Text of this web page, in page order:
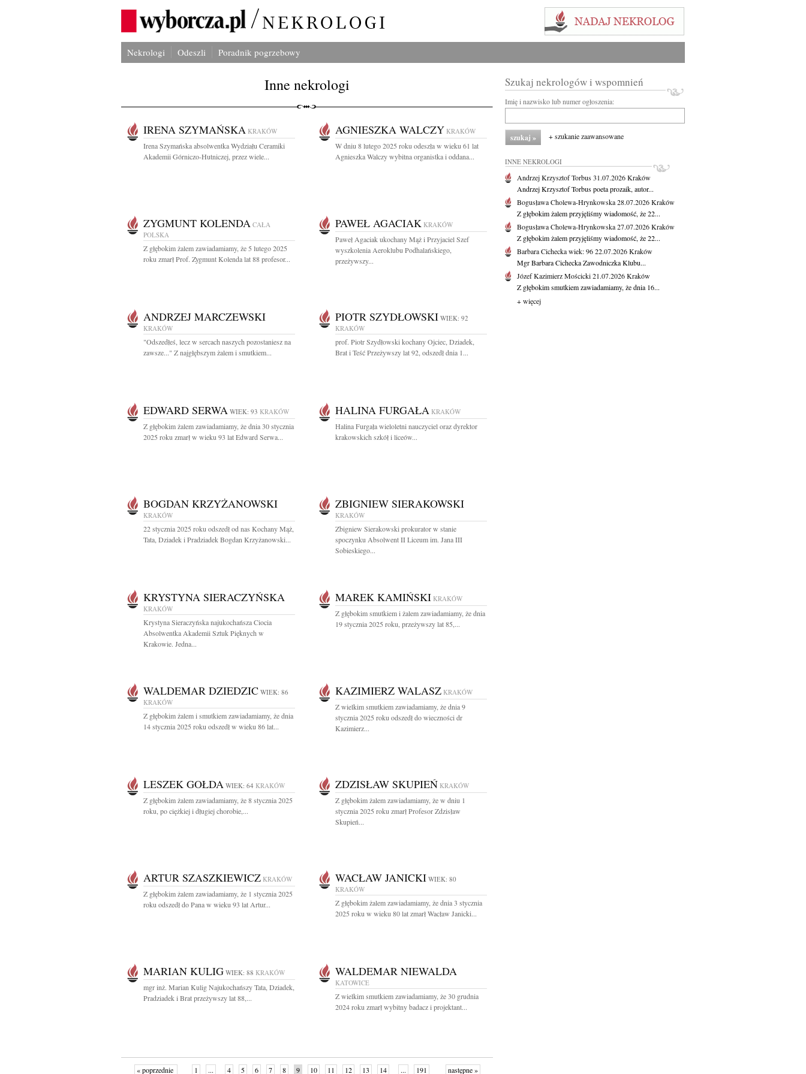
Nekrologi Odeszli Poradnik pogrzebowy
Inne nekrologi
IRENA SZYMAŃSKA KRAKÓW
Irena Szymańska absolwentka Wydziału Ceramiki
Akademii Górniczo-Hutniczej, przez wiele...
AGNIESZKA WALCZY KRAKÓW
W dniu 8 lutego 2025 roku odeszła w wieku 61 lat
Agnieszka Walczy wybitna organistka i oddana...
ZYGMUNT KOLENDA CAŁA
POLSKA
Z głębokim żalem zawiadamiamy, że 5 lutego 2025
roku zmarł Prof. Zygmunt Kolenda lat 88 profesor...
PAWEŁ AGACIAK KRAKÓW
Paweł Agaciak ukochany Mąż i Przyjaciel Szef
wyszkolenia Aeroklubu Podhalańskiego,
przeżywszy...
ANDRZEJ MARCZEWSKI
KRAKÓW
"Odszedłeś, lecz w sercach naszych pozostaniesz na
zawsze..." Z najgłębszym żalem i smutkiem...
PIOTR SZYDŁOWSKI WIEK: 92
KRAKÓW
prof. Piotr Szydłowski kochany Ojciec, Dziadek,
Brat i Teść Przeżywszy lat 92, odszedł dnia 1...
EDWARD SERWA WIEK: 93 KRAKÓW
Z głębokim żalem zawiadamiamy, że dnia 30 stycznia
2025 roku zmarł w wieku 93 lat Edward Serwa...
HALINA FURGAŁA KRAKÓW
Halina Furgała wieloletni nauczyciel oraz dyrektor
krakowskich szkół i liceów...
BOGDAN KRZYŻANOWSKI
KRAKÓW
22 stycznia 2025 roku odszedł od nas Kochany Mąż,
Tata, Dziadek i Pradziadek Bogdan Krzyżanowski...
ZBIGNIEW SIERAKOWSKI
KRAKÓW
Zbigniew Sierakowski prokurator w stanie
spoczynku Absolwent II Liceum im. Jana III
Sobieskiego...
KRYSTYNA SIERACZYŃSKA
KRAKÓW
Krystyna Sieraczyńska najukochańsza Ciocia
Absolwentka Akademii Sztuk Pięknych w
Krakowie. Jedna...
MAREK KAMIŃSKI KRAKÓW
Z głębokim smutkiem i żalem zawiadamiamy, że dnia
19 stycznia 2025 roku, przeżywszy lat 85,...
WALDEMAR DZIEDZIC WIEK: 86
KRAKÓW
Z głębokim żalem i smutkiem zawiadamiamy, że dnia
14 stycznia 2025 roku odszedł w wieku 86 lat...
KAZIMIERZ WALASZ KRAKÓW
Z wielkim smutkiem zawiadamiamy, że dnia 9
stycznia 2025 roku odszedł do wieczności dr
Kazimierz...
LESZEK GOŁDA WIEK: 64 KRAKÓW
Z głębokim żalem zawiadamiamy, że 8 stycznia 2025
roku, po ciężkiej i długiej chorobie,...
ZDZISŁAW SKUPIEŃ KRAKÓW
Z głębokim żalem zawiadamiamy, że w dniu 1
stycznia 2025 roku zmarł Profesor Zdzisław
Skupień...
ARTUR SZASZKIEWICZ KRAKÓW
Z głębokim żalem zawiadamiamy, że 1 stycznia 2025
roku odszedł do Pana w wieku 93 lat Artur...
WACŁAW JANICKI WIEK: 80
KRAKÓW
Z głębokim żalem zawiadamiamy, że dnia 3 stycznia
2025 roku w wieku 80 lat zmarł Wacław Janicki...
MARIAN KULIG WIEK: 88 KRAKÓW
mgr inż. Marian Kulig Najukochańszy Tata, Dziadek,
Pradziadek i Brat przeżywszy lat 88,...
WALDEMAR NIEWALDA
KATOWICE
Z wielkim smutkiem zawiadamiamy, że 30 grudnia
2024 roku zmarł wybitny badacz i projektant...
« poprzednie 1 ... 4 5 6 7 8 9 10 11 12 13 14 ... 191 następne »
Szukaj nekrologów i wspomnień
Imię i nazwisko lub numer ogłoszenia:
+ szukanie zaawansowane
INNE NEKROLOGI
Andrzej Krzysztof Torbus31.07.2026Kraków
Andrzej Krzysztof Torbus poeta prozaik, autor...
Bogusława Cholewa-Hrynkowska28.07.2026Kraków
Z głębokim żalem przyjęliśmy wiadomość, że 22...
Bogusława Cholewa-Hrynkowska27.07.2026Kraków
Z głębokim żalem przyjęliśmy wiadomość, że 22...
Barbara Cicheckawiek: 9622.07.2026Kraków
Mgr Barbara Cichecka Zawodniczka Klubu...
Józef Kazimierz Mościcki21.07.2026Kraków
Z głębokim smutkiem zawiadamiamy, że dnia 16...
+ więcej